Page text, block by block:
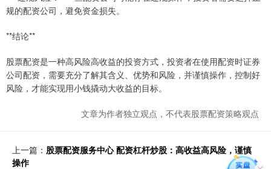
规的配资公司，避免资金损失。
**结论**
股票配资是一种高风险高收益的投资方式，投资者在使用配资时证券
公司配资，需要充分了解其含义、优势和风险，并谨慎操作，控制好
风险，才能实现用小钱撬动大收益的目标。
文章为作者独立观点，不代表股票配资策略观点
上一篇： 股票配资服务中心 配资杠杆炒股：高收益高风险，谨慎
操作